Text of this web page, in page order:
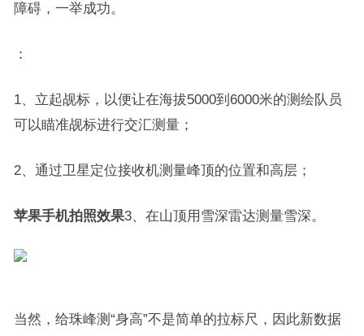
障碍，一举成功。
：
1、立起觇标，以便让在海拔5000到6000米的测绘队员
可以瞄准觇标进行交汇测量；
2、通过卫星定位接收机测量峰顶的位置和高层；
苹果手机拍照效果3、在山顶用雪深雷达测量雪深。
当然，给珠峰测“身高”不是简单的拉标尺，因此新数据